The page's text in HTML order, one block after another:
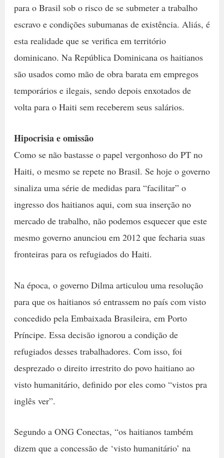
para o Brasil sob o risco de se submeter a trabalho
escravo e condições subumanas de existência. Aliás, é
esta realidade que se verifica em território
dominicano. Na República Dominicana os haitianos
são usados como mão de obra barata em empregos
temporários e ilegais, sendo depois enxotados de
volta para o Haiti sem receberem seus salários.
Hipocrisia e omissão
Como se não bastasse o papel vergonhoso do PT no
Haiti, o mesmo se repete no Brasil. Se hoje o governo
sinaliza uma série de medidas para “facilitar” o
ingresso dos haitianos aqui, com sua inserção no
mercado de trabalho, não podemos esquecer que este
mesmo governo anunciou em 2012 que fecharia suas
fronteiras para os refugiados do Haiti.
Na época, o governo Dilma articulou uma resolução
para que os haitianos só entrassem no país com visto
concedido pela Embaixada Brasileira, em Porto
Príncipe. Essa decisão ignorou a condição de
refugiados desses trabalhadores. Com isso, foi
desprezado o direito irrestrito do povo haitiano ao
visto humanitário, definido por eles como “vistos pra
inglês ver”.
Segundo a ONG Conectas, “os haitianos também
dizem que a concessão de ‘visto humanitário’ na